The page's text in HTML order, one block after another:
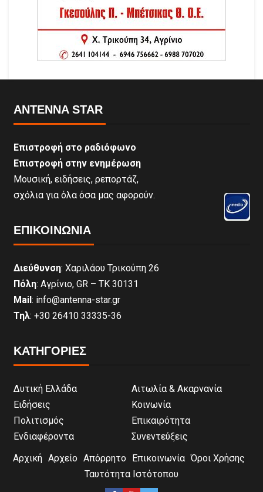
ANTENNA STAR
Επιστροφή στο ραδιόφωνο
Επιστροφή στην ενημέρωση
Μουσική, ειδήσεις, ρεπορτάζ,
σχόλια για όλα όσα μας αφορούν.
ΕΠΙΚΟΙΝΩΝΊΑ
Διεύθυνση: Χαριλάου Τρικούπη 26
Πόλη: Αγρίνιο, GR – ΤΚ 30131
Mail: info@antenna-star.gr
Τηλ: +30 26410 33335-36
ΚΑΤΗΓΟΡΙΕΣ
Δυτική Ελλάδα
Αιτωλία & Ακαρνανία
Ειδήσεις
Κοινωνία
Πολιτισμός
Επικαιρότητα
Ενδιαφέροντα
Συνεντεύξεις
Αρχική Αρχείο Απόρρητο Επικοινωνία Όροι Χρήσης
Ταυτότητα Ιστότοπου